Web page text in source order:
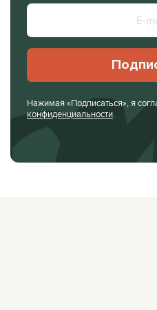
Нажимая «Подписаться», я
конфиденциальности.